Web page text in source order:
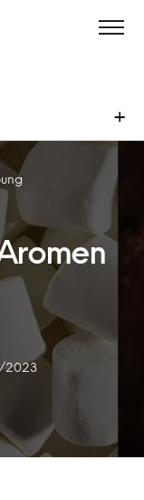
+
2023